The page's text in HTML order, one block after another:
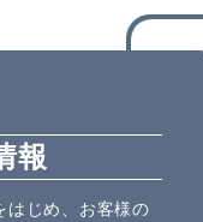
報
はじめ、お客様の